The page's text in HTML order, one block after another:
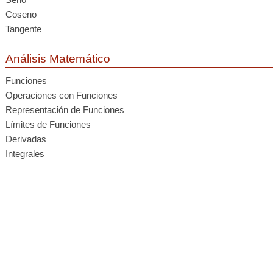
Coseno
Tangente
Análisis Matemático
Funciones
Operaciones con Funciones
Representación de Funciones
Límites de Funciones
Derivadas
Integrales